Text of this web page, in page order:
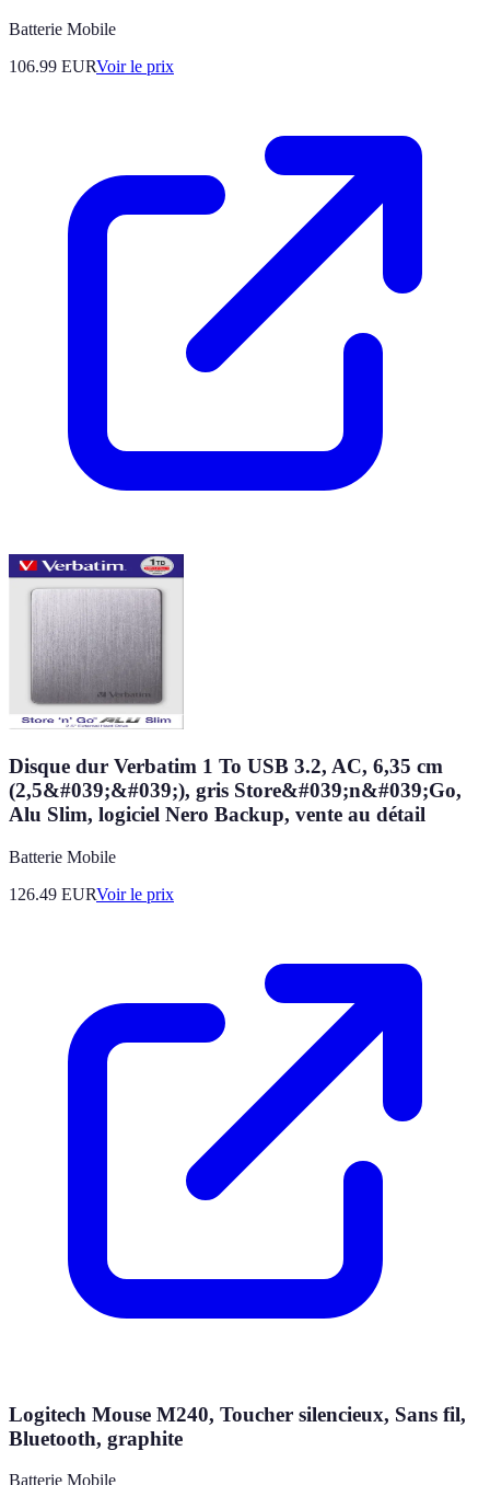
Batterie Mobile
106.99 EURVoir le prix
Disque dur Verbatim 1 To USB 3.2, AC, 6,35 cm
(2,5&#039;&#039;), gris Store&#039;n&#039;Go,
Alu Slim, logiciel Nero Backup, vente au détail
Batterie Mobile
126.49 EURVoir le prix
Logitech Mouse M240, Toucher silencieux, Sans fil,
Bluetooth, graphite
Batterie Mobile